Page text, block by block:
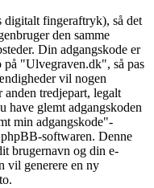
digitalt fingeraftryk), så det
den samme
Din adgangskode er
"Ulvegraven.dk", så pas
vil nogen
tredjepart, legalt
have glemt adgangskoden
min adgangskode"-
softwaren. Denne
brugernavn og din e-
vil generere en ny